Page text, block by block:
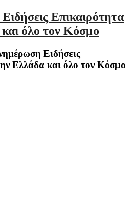
Επικαιρότητα
όλο τον Κόσμο
Ειδήσεις
Ελλάδα και όλο τον Κόσμο